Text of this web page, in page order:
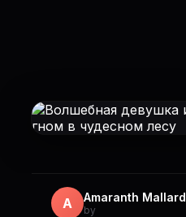
A Amaranth Mallard
by